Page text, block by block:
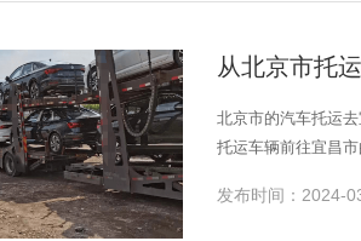
同：与托运公司签订正式的运输合同，明确双
好时光吧！
从北京市托
北京市的汽车托运
托运车辆前往宜昌
发布时间：2024-